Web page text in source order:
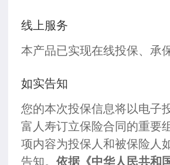
线上服务
本产品已实现在线投保、承
如实告知
您的本次投保信息将以电子
富人寿订立保险合同的重要
项内容为投保人和被保险人
告知。 依据《中华人民共和